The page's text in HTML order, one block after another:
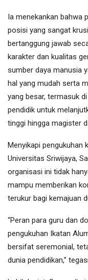
Ia menekankan bahwa
posisi yang sangat
bertanggung jawab
karakter dan kualitas
sumber daya manusia
hal yang mudah serta
yang besar, termasuk
pendidik untuk
tinggi hingga magister
Menyikapi pengukuhan
Universitas Sriwijaya,
organisasi ini tidak
mampu memberikan
terukur bagi kemajuan
“Peran para guru dan
pengukuhan Ikatan
bersifat seremonial,
dunia pendidikan,”